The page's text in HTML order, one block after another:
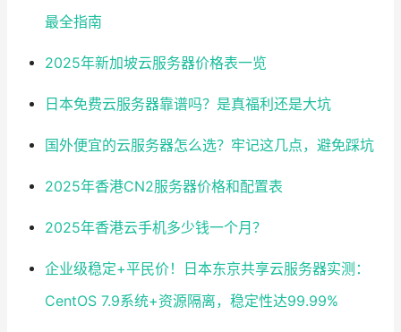
最全指南
2025年新加坡云服务器价格表一览
日本免费云服务器靠谱吗？是真福利还是大坑
国外便宜的云服务器怎么选？牢记这几点，避免踩坑
2025年香港CN2服务器价格和配置表
2025年香港云手机多少钱一个月？
企业级稳定+平民价！日本东京共享云服务器实测：
CentOS 7.9系统+资源隔离，稳定性达99.99%